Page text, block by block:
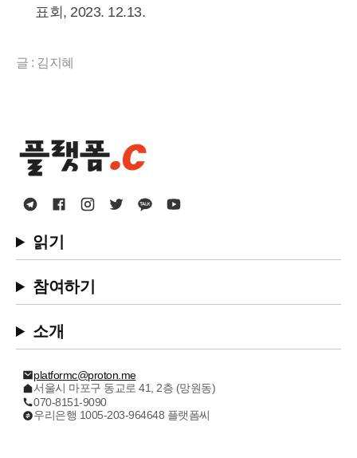
표회, 2023. 12.13.
글 : 김지혜
읽기
참여하기
소개
platformc@proton.me
서울시 마포구 동교로 41, 2층 (망원동)
070-8151-9090
우리은행 1005-203-964648 플랫폼씨